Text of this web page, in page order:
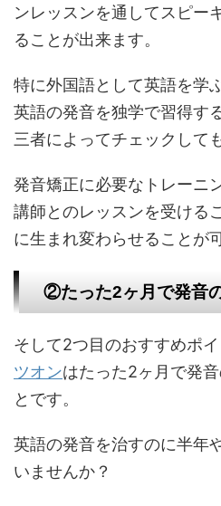
ンレッスンを通してスピー
ることが出来ます。
特に外国語として英語を学
英語の発音を独学で習得す
三者によってチェックして
発音矯正に必要なトレーニ
講師とのレッスンを受ける
に生まれ変わらせることが
②たった2ヶ月で発音
そして2つ目のおすすめポイ
ツオンはたった2ヶ月で発
とです。
英語の発音を治すのに半年
いませんか？